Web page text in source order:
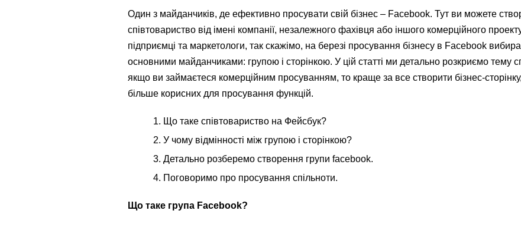
Один з майданчиків, де ефективно просувати свій бізнес – Facebook. Тут ви можете
співтовариство від імені компанії, незалежного фахівця або іншого комерційного
підприємці та маркетологи, так скажімо, на березі просування бізнесу в Facebook
основними майданчиками: групою і сторінкою. У цій статті ми детально розкриємо тему
якщо ви займаєтеся комерційним просуванням, то краще за все створити бізнес-сторінку,
більше корисних для просування функцій.
Що таке співтовариство на Фейсбук?
У чому відмінності між групою і сторінкою?
Детально розберемо створення групи facebook.
Поговоримо про просування спільноти.
Що таке група Facebook?